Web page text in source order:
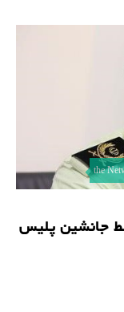
the
جانشین پلیس